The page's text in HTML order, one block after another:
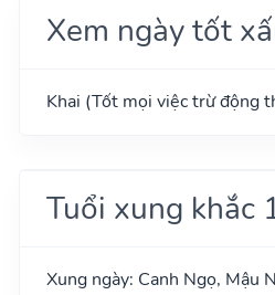
Xem ngày tốt
Khai (Tốt mọi việc trừ động
Tuổi xung khắc
Xung ngày: Canh Ngọ, Mậu